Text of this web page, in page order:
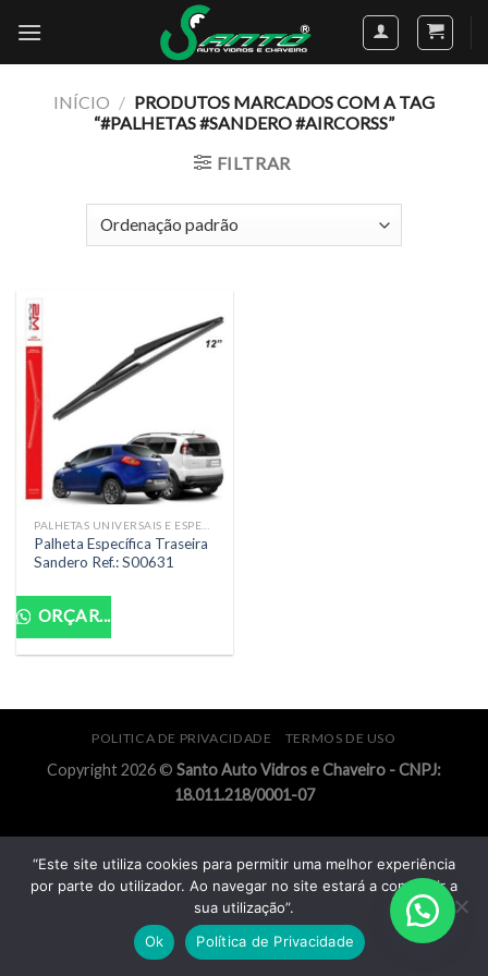
content
INÍCIO / PRODUTOS MARCADOS COM A TAG
“#PALHETAS #SANDERO #AIRCORSS”
FILTRAR
Palheta Específica Traseira
Sandero Ref.: S00631
ORÇAR...
POLITICA DE PRIVACIDADE TERMOS DE USO
Copyright 2026 © Santo Auto Vidros e Chaveiro - CNPJ:
18.011.218/0001-07
“Este site utiliza cookies para permitir uma melhor experiência
por parte do utilizador. Ao navegar no site estará a consentir a
sua utilização”.
Ok
Política de Privacidade